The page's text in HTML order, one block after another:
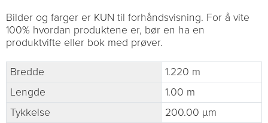
Bilder og farger er KUN til forhåndsvisning. For å vite
100% hvordan produktene er, bør en ha en
produktvifte eller bok med prøver.
Bredde
1.220 m
Lengde
1.00 m
Tykkelse
200.00 µm